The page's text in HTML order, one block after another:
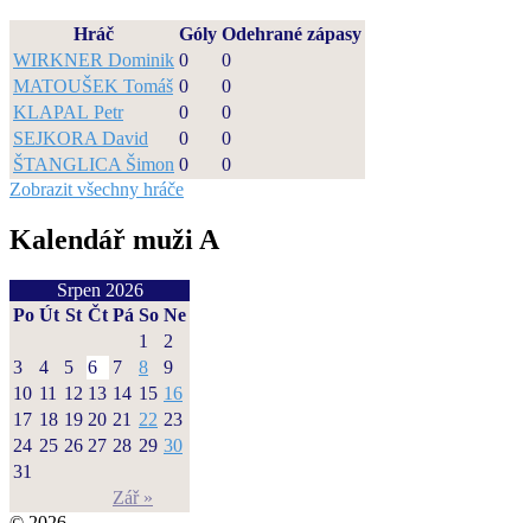
Hráč Góly Odehrané zápasy
WIRKNER Dominik 0
0
MATOUŠEK Tomáš 0
0
KLAPAL Petr
0
0
SEJKORA David
0
0
ŠTANGLICA Šimon 0
0
Zobrazit všechny hráče
Kalendář muži A
Srpen 2026
Po Út St Čt Pá So Ne
Zář »
1
2
3
4 5 6 7 8
9
10 11 12 13 14 15 16
17 18 19 20 21 22 23
24 25 26 27 28 29 30
31